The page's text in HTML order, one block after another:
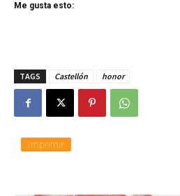
Me gusta esto:
TAGS Castellón honor
Imprimir